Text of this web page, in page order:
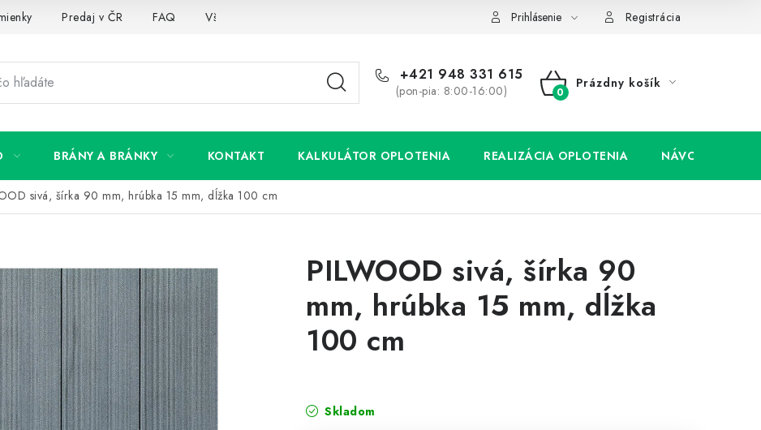
Predaj v ČR FAQ Všetko o súboroch cookies Prihlásenie Registrácia
+421 948 331 615
(pon-pia: 8:00-16:00)
NÁKUPNÝ
Prázdny košík
BRÁNY A BRÁNKY KONTAKT KALKULÁTOR OPLOTENIA REALIZÁCIA OPLOTENIA NÁVODY
sivá, šírka 90 mm, hrúbka 15 mm, dĺžka 100 cm
PILWOOD sivá, šírka 90
mm, hrúbka 15 mm, dĺžka
100 cm
Skladom